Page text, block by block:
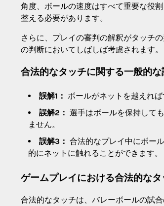
角度、ボールの速度はすべて重要な役
整える必要があります。
さらに、プレイの審判の解釈がタッチ
の判断においてしばしば考慮されます。
合法的なタッチに関する一般的な
誤解1： ボールがネットを越えれ
誤解2： 選手はボールを保持して
ません。
誤解3： 合法的なプレイ中にボー
的にネットに触れることができます。
ゲームプレイにおける合法的な
合法的なタッチは、バレーボールの試